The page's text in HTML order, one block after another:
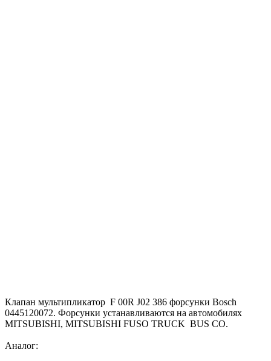
Клапан мультипликатор F 00R J02 386 форсунки Bosch
0445120072. Форсунки устанавливаются на автомобилях
MITSUBISHI, MITSUBISHI FUSO TRUCK BUS CO.
Аналог: